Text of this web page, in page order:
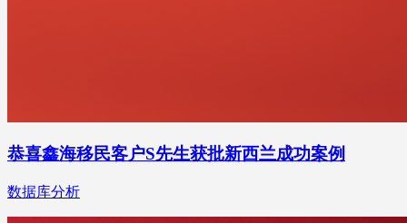
恭喜鑫海移民客户S先生获批新西兰成功案例
数据库分析